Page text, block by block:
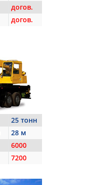
догов.
догов.
25 тонн
28 м
6000
7200